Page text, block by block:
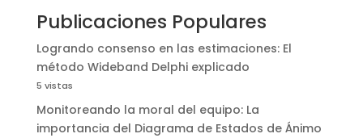
Publicaciones Populares
Logrando consenso en las estimaciones: El
método Wideband Delphi explicado
5 vistas
Monitoreando la moral del equipo: La
importancia del Diagrama de Estados de Ánimo